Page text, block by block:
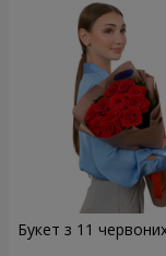
Букет з 11